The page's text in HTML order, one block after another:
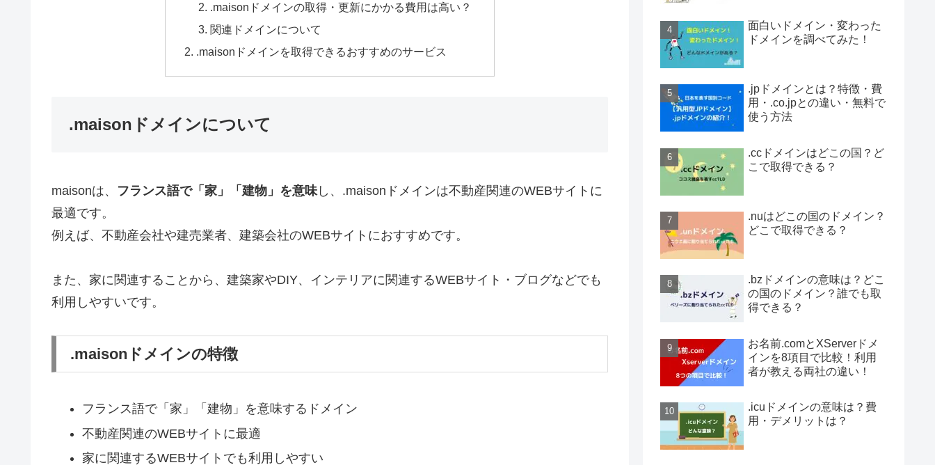
.maisonドメインの取得・更新にかかる費用は高い？
関連ドメインについて
.maisonドメインを取得できるおすすめのサービス
.maisonドメインについて
maisonは、 フランス語で「家」「建物」を意味 し、.maisonドメインは不動産関連のWEBサイトに
最適です。
例えば、不動産会社や建売業者、建築会社のWEBサイトにおすすめです。
また、家に関連することから、建築家やDIY、インテリアに関連するWEBサイト・ブログなどでも
利用しやすいです。
.maisonドメインの特徴
フランス語で「家」「建物」を意味するドメイン
不動産関連のWEBサイトに最適
家に関連するWEBサイトでも利用しやすい
面白いドメイン・変わった
ドメインを調べてみた！
.jpドメインとは？特徴・費
用・.co.jpとの違い・無料で
使う方法
.ccドメインはどこの国？ど
こで取得できる？
.nuはどこの国のドメイン？
どこで取得できる？
.bzドメインの意味は？どこ
の国のドメイン？誰でも取
得できる？
お名前.comとXServerドメ
インを8項目で比較！利用
者が教える両社の違い！
.icuドメインの意味は？費
用・デメリットは？